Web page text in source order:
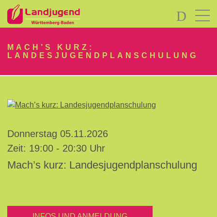
LOGIN
vergessen?
-
hier?
MACH’S KURZ:
LANDESJUGENDPLANSCHULUNG
Donnerstag 05.11.2026
Zeit: 19:00 - 20:30 Uhr
Mach’s kurz: Landesjugendplanschulung